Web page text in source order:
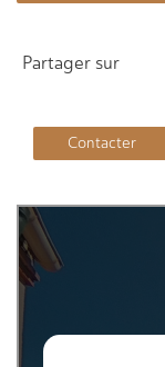
Partager sur
Contacter